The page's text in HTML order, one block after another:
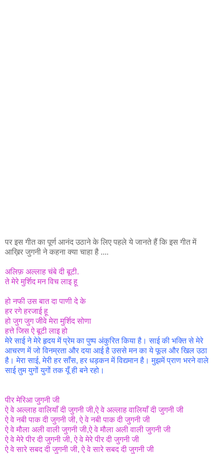
पर इस गीत का पूर्ण आनंद उठाने के लिए पहले ये जानते हैं कि इस गीत में
आख़िर जुगनी ने कहना क्या चाहा है ....
अलिफ़ अल्लाह चंबे दी बूटी.
ते मेरे मुर्शिद मन विच लाइ हू
हो नफी उस बात दा पाणी दे के
हर रगे हरजाई हू
हो जुग जुग जीवे मेरा मुर्शिद सोणा
हत्ते जिस ऐ बूटी लाइ हो
मेरे साई ने मेरे हृदय में प्रेम का पुष्प अंकुरित किया है। साई की भक्ति से मेरे
आचरण में जो विनम्रता और दया आई है उससे मन का ये फूल और खिल उठा
है। मेरा साई, मेरी हर साँस, हर धड़कन में विद्यमान है। मुझमें प्राण भरने वाले
साई तुम युगों युगों तक यूँ ही बने रहो।
पीर मेरिआ जुगनी जी
ऐ वे अल्लाह वालियाँ दी जुगनी जी,ऐ वे अल्लाह वालियाँ दी जुगनी जी
ऐ वे नबी पाक दी जुगनी जी, ऐ वे नबी पाक दी जुगनी जी
ऐ वे मौला अली वाली जुगनी जी,ऐ वे मौला अली वाली जुगनी जी
ऐ वे मेरे पीर दी जुगनी जी, ऐ वे मेरे पीर दी जुगनी जी
ऐ वे सारे सबद दी जुगनी जी, ऐ वे सारे सबद दी जुगनी जी